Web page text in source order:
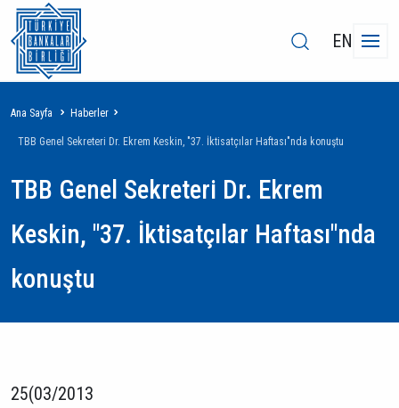
EN
Sayfa
yolu
Ana Sayfa Haberler
TBB Genel Sekreteri Dr. Ekrem Keskin, "37. İktisatçılar Haftası"nda konuştu
TBB Genel Sekreteri Dr. Ekrem
Keskin, "37. İktisatçılar Haftası"nda
konuştu
25(03/2013